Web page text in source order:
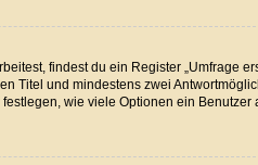
findest du ein Register
Titel und mindestens zwei
wie viele Optionen ein